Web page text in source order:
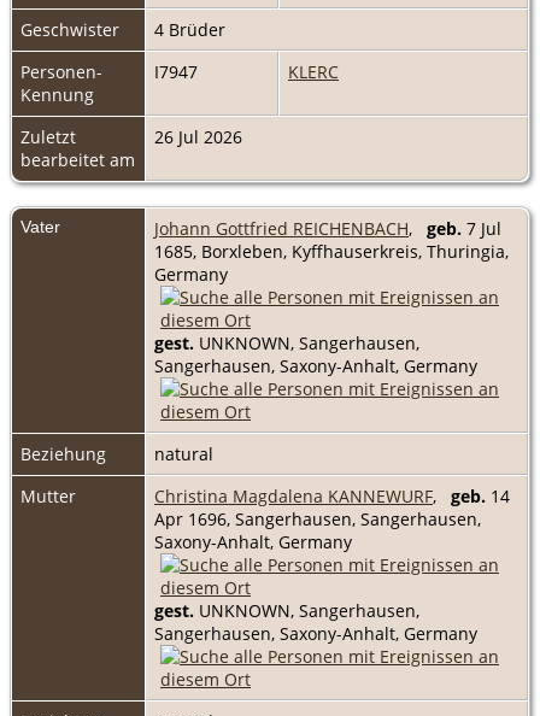
Geschwister
4 Brüder
Personen-
Kennung
I7947 KLERC
Zuletzt
bearbeitet am
26 Jul 2026
Vater Johann Gottfried REICHENBACH, geb. 7 Jul
1685, Borxleben, Kyffhauserkreis, Thuringia,
Germany
gest. UNKNOWN, Sangerhausen,
Sangerhausen, Saxony-Anhalt, Germany
Beziehung
natural
Mutter
Christina Magdalena KANNEWURF, geb. 14
Apr 1696, Sangerhausen, Sangerhausen,
Saxony-Anhalt, Germany
gest. UNKNOWN, Sangerhausen,
Sangerhausen, Saxony-Anhalt, Germany